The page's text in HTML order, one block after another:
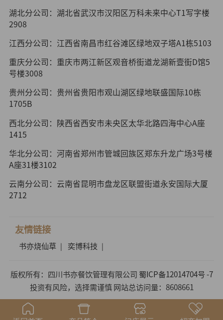
湖北分公司：湖北省武汉市汉阳区万科未来中心T1写字楼
2908
江西分公司：江西省南昌市红谷滩区绿地双子塔A1栋5103
重庆分公司：重庆市两江新区观音桥街道龙湖新壹街D馆5
号楼3008
贵州分公司：贵州省贵阳市观山湖区绿地联盛国际10栋
1705B
西北分公司：陕西省西安市未央区太华北路四海中心A座
1415
华北分公司：河南省郑州市管城回族区郑东升龙广场3号楼
A座31楼3102
云南分公司：云南省昆明市盘龙区联盟街道永安国际大厦
2712
友情链接
书亦烧仙草 奕博科技
版权所有：四川书亦餐饮管理有限公司 蜀ICP备12014704号 -7
投资有风险，选择需谨慎 网站总访问量：8608661